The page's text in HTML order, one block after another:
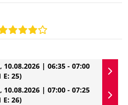
10.08.2026 | 06:35 - 07:00
E: 25)
10.08.2026 | 07:00 - 07:25
E: 26)